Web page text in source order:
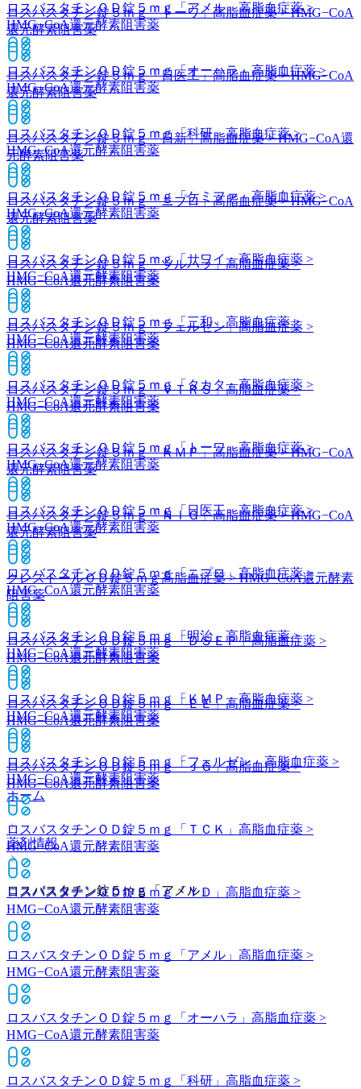
ロスバスタチンＯＤ錠５ｍｇ「アメル」高脂血症薬 >
HMG−CoA還元酵素阻害薬
ロスバスタチンＯＤ錠５ｍｇ「オーハラ」高脂血症薬 >
HMG−CoA還元酵素阻害薬
ロスバスタチンＯＤ錠５ｍｇ「科研」高脂血症薬 >
HMG−CoA還元酵素阻害薬
ロスバスタチンＯＤ錠５ｍｇ「ケミファ」高脂血症薬 >
HMG−CoA還元酵素阻害薬
ロスバスタチンＯＤ錠５ｍｇ「サワイ」高脂血症薬 >
HMG−CoA還元酵素阻害薬
ロスバスタチンＯＤ錠５ｍｇ「三和」高脂血症薬 >
HMG−CoA還元酵素阻害薬
ロスバスタチンＯＤ錠５ｍｇ「タカタ」高脂血症薬 >
HMG−CoA還元酵素阻害薬
ロスバスタチンＯＤ錠５ｍｇ「トーワ」高脂血症薬 >
HMG−CoA還元酵素阻害薬
ロスバスタチンＯＤ錠５ｍｇ「日医工」高脂血症薬 >
HMG−CoA還元酵素阻害薬
ロスバスタチンＯＤ錠５ｍｇ「ニプロ」 高脂血症薬 >
HMG−CoA還元酵素阻害薬
ロスバスタチンＯＤ錠５ｍｇ「明治」 高脂血症薬 >
HMG−CoA還元酵素阻害薬
ロスバスタチンＯＤ錠５ｍｇ「ＫＭＰ」高脂血症薬 >
HMG−CoA還元酵素阻害薬
ロスバスタチンＯＤ錠５ｍｇ「フェルゼン」高脂血症薬 >
HMG−CoA還元酵素阻害薬
ホーム
薬剤情報
ロスバスタチン錠５ｍｇ「アメル」
ロスバスタチン錠５ｍｇ「トーワ」高脂血症薬 > HMG−CoA
還元酵素阻害薬
ロスバスタチン錠５ｍｇ「日医工」高脂血症薬 > HMG−CoA
還元酵素阻害薬
ロスバスタチン錠５ｍｇ「日新」高脂血症薬 > HMG−CoA還
元酵素阻害薬
ロスバスタチン錠５ｍｇ「ニプロ」高脂血症薬 > HMG−CoA
還元酵素阻害薬
ロスバスタチン錠５ｍｇ「ツルハラ」高脂血症薬 >
HMG−CoA還元酵素阻害薬
ロスバスタチン錠５ｍｇ「フェルゼン」高脂血症薬 >
HMG−CoA還元酵素阻害薬
ロスバスタチン錠５ｍｇ「ＶＴＲＳ」高脂血症薬 >
HMG−CoA還元酵素阻害薬
ロスバスタチン錠５ｍｇ「ＫＭＰ」高脂血症薬 > HMG−CoA
還元酵素阻害薬
ロスバスタチン錠５ｍｇ「ＮＩＧ」高脂血症薬 > HMG−CoA
還元酵素阻害薬
クレストールＯＤ錠５ｍｇ高脂血症薬 > HMG−CoA還元酵素
阻害薬
ロスバスタチンＯＤ錠５ｍｇ「ＤＳＥＰ」高脂血症薬 >
HMG−CoA還元酵素阻害薬
ロスバスタチンＯＤ錠５ｍｇ「ＥＥ」高脂血症薬 >
HMG−CoA還元酵素阻害薬
ロスバスタチンＯＤ錠５ｍｇ「ＪＧ」高脂血症薬 >
HMG−CoA還元酵素阻害薬
ロスバスタチンＯＤ錠５ｍｇ「ＴＣＫ」 高脂血症薬 >
HMG−CoA還元酵素阻害薬
ロスバスタチンＯＤ錠５ｍｇ「ＹＤ」 高脂血症薬 >
HMG−CoA還元酵素阻害薬
ロスバスタチンＯＤ錠５ｍｇ「アメル」 高脂血症薬 >
HMG−CoA還元酵素阻害薬
ロスバスタチンＯＤ錠５ｍｇ「オーハラ」 高脂血症薬 >
HMG−CoA還元酵素阻害薬
ロスバスタチンＯＤ錠５ｍｇ「科研」 高脂血症薬 >